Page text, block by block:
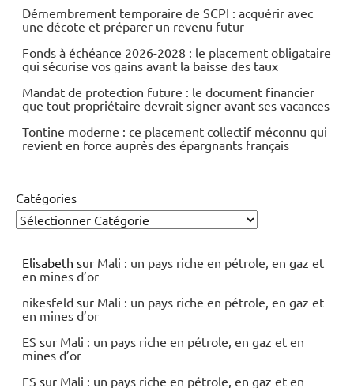
Démembrement temporaire de SCPI : acquérir avec
une décote et préparer un revenu futur
Fonds à échéance 2026-2028 : le placement obligataire
qui sécurise vos gains avant la baisse des taux
Mandat de protection future : le document financier
que tout propriétaire devrait signer avant ses vacances
Tontine moderne : ce placement collectif méconnu qui
revient en force auprès des épargnants français
Catégories
Elisabeth sur Mali : un pays riche en pétrole, en gaz et
en mines d’or
nikesfeld sur Mali : un pays riche en pétrole, en gaz et
en mines d’or
ES sur Mali : un pays riche en pétrole, en gaz et en
mines d’or
ES sur Mali : un pays riche en pétrole, en gaz et en